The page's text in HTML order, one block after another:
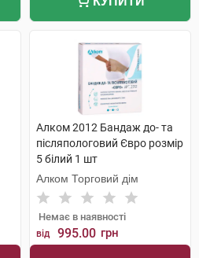
Алком 2012 Бандаж до- та
післяпологовий Євро розмір
5 білий 1 шт
Алком Торговий дім
Немає в наявності
від 995.00 грн